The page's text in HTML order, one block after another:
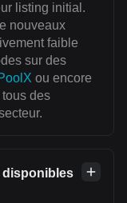
listing initial.
nouveaux
faible
sur des
ou encore
tous des
disponibles